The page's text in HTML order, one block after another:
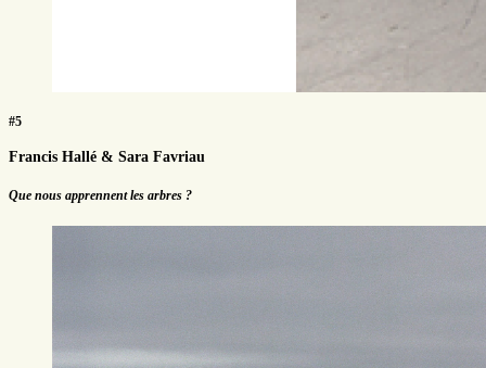
#5
Francis Hallé & Sara Favriau
Que nous apprennent les arbres ?